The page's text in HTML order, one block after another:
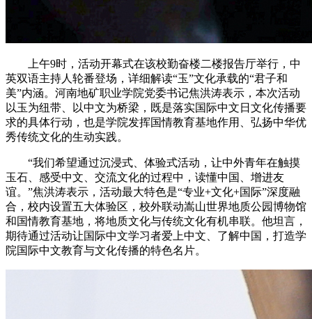
上午9时，活动开幕式在该校勤奋楼二楼报告厅举行，中
英双语主持人轮番登场，详细解读“玉”文化承载的“君子和
美”内涵。河南地矿职业学院党委书记焦洪涛表示，本次活动
以玉为纽带、以中文为桥梁，既是落实国际中文日文化传播要
求的具体行动，也是学院发挥国情教育基地作用、弘扬中华优
秀传统文化的生动实践。
“我们希望通过沉浸式、体验式活动，让中外青年在触摸
玉石、感受中文、交流文化的过程中，读懂中国、增进友
谊。”焦洪涛表示，活动最大特色是“专业+文化+国际”深度融
合，校内设置五大体验区，校外联动嵩山世界地质公园博物馆
和国情教育基地，将地质文化与传统文化有机串联。他坦言，
期待通过活动让国际中文学习者爱上中文、了解中国，打造学
院国际中文教育与文化传播的特色名片。